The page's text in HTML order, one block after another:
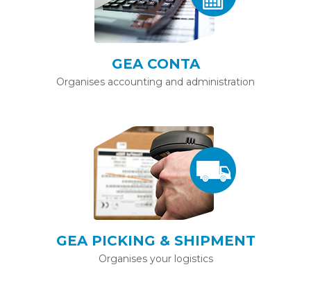
GEA CONTA
Organises accounting and administration
GEA PICKING & SHIPMENT
Organises your logistics